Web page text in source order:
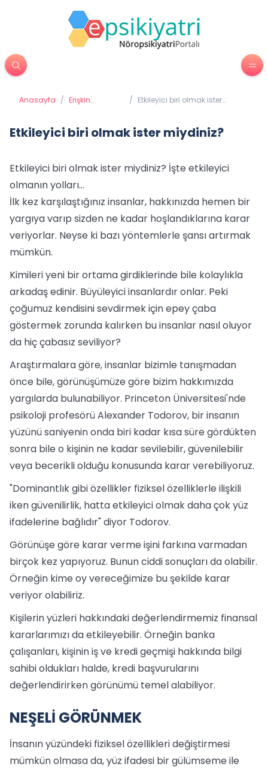
Anasayfa / Erişkin
/ Etkileyici biri olmak ister
Etkileyici biri olmak ister miydiniz?
Etkileyici biri olmak ister miydiniz? İşte etkileyici
olmanın yolları…
İlk kez karşılaştığınız insanlar, hakkınızda hemen bir
yargıya varıp sizden ne kadar hoşlandıklarına karar
veriyorlar. Neyse ki bazı yöntemlerle şansı artırmak
mümkün.
Kimileri yeni bir ortama girdiklerinde bile kolaylıkla
arkadaş edinir. Büyüleyici insanlardır onlar. Peki
çoğumuz kendisini sevdirmek için epey çaba
göstermek zorunda kalırken bu insanlar nasıl oluyor
da hiç çabasız seviliyor?
Araştırmalara göre, insanlar bizimle tanışmadan
önce bile, görünüşümüze göre bizim hakkımızda
yargılarda bulunabiliyor. Princeton Üniversitesi'nde
psikoloji profesörü Alexander Todorov, bir insanın
yüzünü saniyenin onda biri kadar kısa süre gördükten
sonra bile o kişinin ne kadar sevilebilir, güvenilebilir
veya becerikli olduğu konusunda karar verebiliyoruz.
"Dominantlık gibi özellikler fiziksel özelliklerle ilişkili
iken güvenilirlik, hatta etkileyici olmak daha çok yüz
ifadelerine bağlıdır" diyor Todorov.
Görünüşe göre karar verme işini farkına varmadan
birçok kez yapıyoruz. Bunun ciddi sonuçları da olabilir.
Örneğin kime oy vereceğimize bu şekilde karar
veriyor olabiliriz.
Kişilerin yüzleri hakkındaki değerlendirmemiz finansal
kararlarımızı da etkileyebilir. Örneğin banka
çalışanları, kişinin iş ve kredi geçmişi hakkında bilgi
sahibi oldukları halde, kredi başvurularını
değerlendirirken görünümü temel alabiliyor.
NEŞELİ GÖRÜNMEK
İnsanın yüzündeki fiziksel özellikleri değiştirmesi
mümkün olmasa da, yüz ifadesi bir gülümseme ile